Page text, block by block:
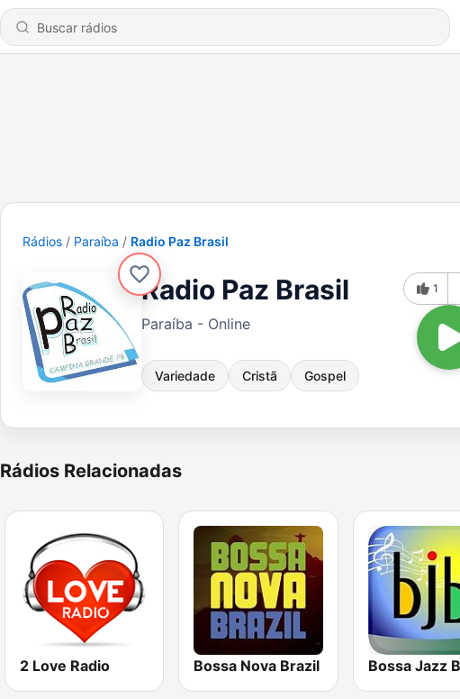
Rádios Paraíba Radio Paz Brasil
Radio Paz Brasil
Paraíba - Online
Variedade Cristã Gospel
1
Rádios Relacionadas
2 Love Radio Bossa Nova Brazil Bossa Jazz